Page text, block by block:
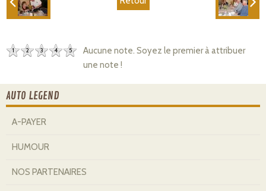
1 2 3 4 5
Aucune note. Soyez le premier à attribuer
une note !
AUTO LEGEND
A-PAYER
HUMOUR
NOS PARTENAIRES